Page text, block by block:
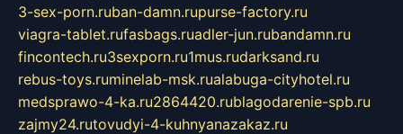
3-sex-porn.ruban-damn.rupurse-factory.ru
viagra-tablet.rufasbags.ruadler-jun.rubandamn.ru
fincontech.ru3sexporn.ru1mus.rudarksand.ru
rebus-toys.ruminelab-msk.rualabuga-cityhotel.ru
medsprawo-4-ka.ru2864420.rublagodarenie-spb.ru
zajmy24.rutovudyi-4-kuhnyanazakaz.ru